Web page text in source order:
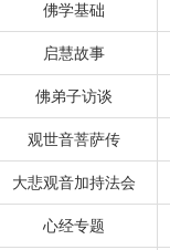
佛学基础
启慧故事
佛弟子访谈
观世音菩萨传
大悲观音加持法会
心经专题